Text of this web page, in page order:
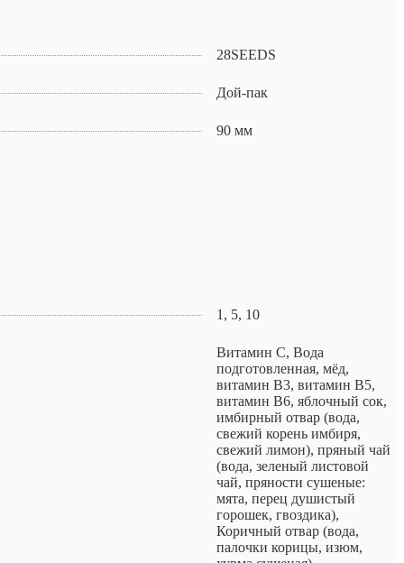
28SEEDS
Дой-пак
90 мм
1, 5, 10
Витамин С, Вода
подготовленная, мёд,
витамин В3, витамин В5,
витамин В6, яблочный сок,
имбирный отвар (вода,
свежий корень имбиря,
свежий лимон), пряный чай
(вода, зеленый листовой
чай, пряности сушеные:
мята, перец душистый
горошек, гвоздика),
Коричный отвар (вода,
палочки корицы, изюм,